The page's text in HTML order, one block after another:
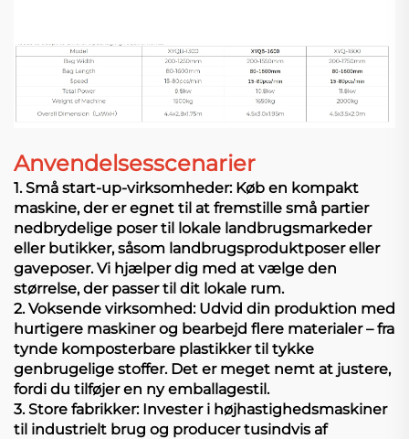
Anvendelsesscenarier
1. Små start-up-virksomheder: Køb en kompakt
maskine, der er egnet til at fremstille små partier
nedbrydelige poser til lokale landbrugsmarkeder
eller butikker, såsom landbrugsproduktposer eller
gaveposer. Vi hjælper dig med at vælge den
størrelse, der passer til dit lokale rum.
2. Voksende virksomhed: Udvid din produktion med
hurtigere maskiner og bearbejd flere materialer – fra
tynde komposterbare plastikker til tykke
genbrugelige stoffer. Det er meget nemt at justere,
fordi du tilføjer en ny emballagestil.
3. Store fabrikker: Invester i højhastighedsmaskiner
til industrielt brug og producer tusindvis af